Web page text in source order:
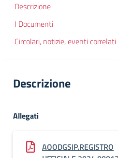
Descrizione
I Documenti
Circolari, notizie, eventi correlati
Descrizione
Allegati
AOODGSIP.REGISTRO